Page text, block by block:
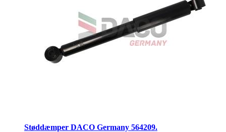
Støddæmper DACO Germany 564209.